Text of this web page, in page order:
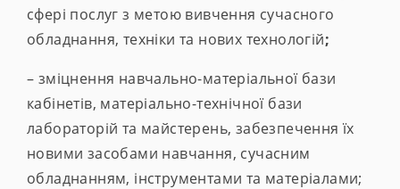
сфері послуг з метою вивчення сучасного
обладнання, техніки та нових технологій;
– зміцнення навчально-матеріальної бази
кабінетів, матеріально-технічної бази
лабораторій та майстерень, забезпечення їх
новими засобами навчання, сучасним
обладнанням, інструментами та матеріалами;